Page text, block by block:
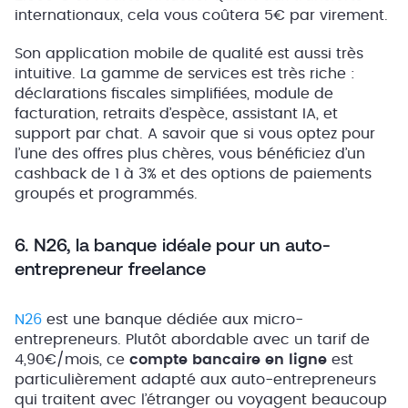
internationaux, cela vous coûtera 5€ par virement.
Son application mobile de qualité est aussi très
intuitive. La gamme de services est très riche :
déclarations fiscales simplifiées, module de
facturation, retraits d’espèce, assistant IA, et
support par chat. A savoir que si vous optez pour
l’une des offres plus chères, vous bénéficiez d’un
cashback de 1 à 3% et des options de paiements
groupés et programmés.
6. N26, la banque idéale pour un auto-
entrepreneur freelance
N26 est une banque dédiée aux micro-
entrepreneurs. Plutôt abordable avec un tarif de
4,90€/mois, ce compte bancaire en ligne est
particulièrement adapté aux auto-entrepreneurs
qui traitent avec l’étranger ou voyagent beaucoup